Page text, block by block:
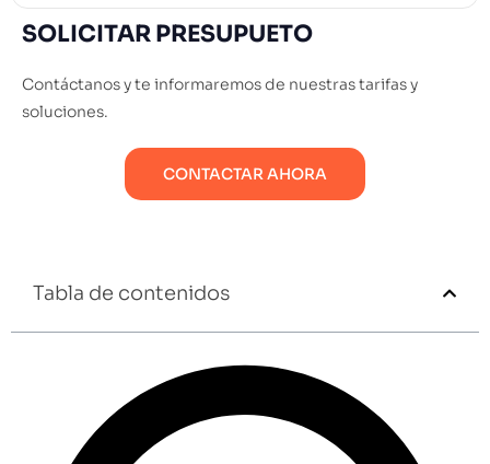
SOLICITAR PRESUPUETO
Contáctanos y te informaremos de nuestras tarifas y
soluciones.
CONTACTAR AHORA
Tabla de contenidos